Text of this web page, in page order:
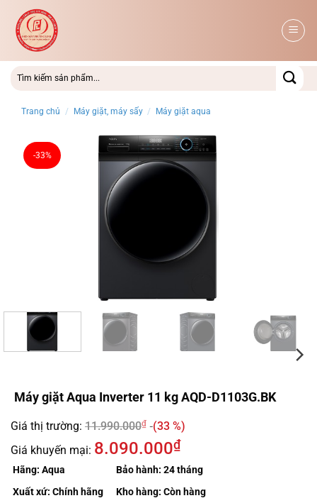
qua
dung
Trang chủ / Máy giặt, máy sấy / Máy giặt aqua
-33%
Máy giặt Aqua Inverter 11 kg AQD-D1103G.BK
Giá thị trường: 11.990.000₫
(33 %)
Giá khuyến mại: 8.090.000₫
Hãng: Aqua
Xuất xứ: Chính hãng
Bảo hành: 24 tháng
Kho hàng: Còn hàng